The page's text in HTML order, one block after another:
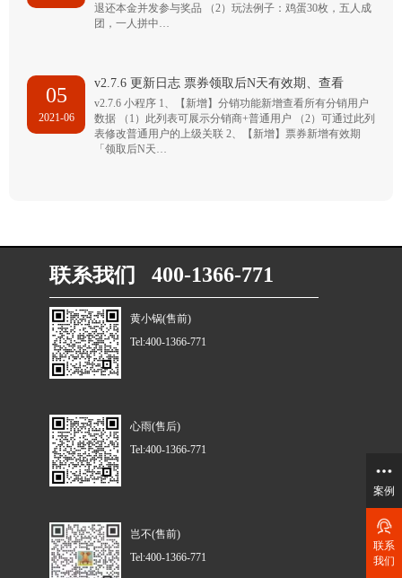
退还本金并发参与奖品 （2）玩法例子：鸡蛋30枚，五人成
团，一人拼中…
05
2021-06
v2.7.6 更新日志 票券领取后N天有效期、查看
v2.7.6 小程序 1、【新增】分销功能新增查看所有分销用户
数据 （1）此列表可展示分销商+普通用户 （2）可通过此列
表修改普通用户的上级关联 2、【新增】票券新增有效期
「领取后N天…
联系我们 400-1366-771
黄小锅(售前)
Tel:400-1366-771
心雨(售后)
Tel:400-1366-771
岂不(售前)
Tel:400-1366-771
案例
联系
我们